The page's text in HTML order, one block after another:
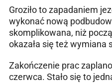
Groziło to zapadaniem
wykonać nową
skomplikowana, niż
okazała się też wymiana
Zakończenie prac
czerwca. Stało się to